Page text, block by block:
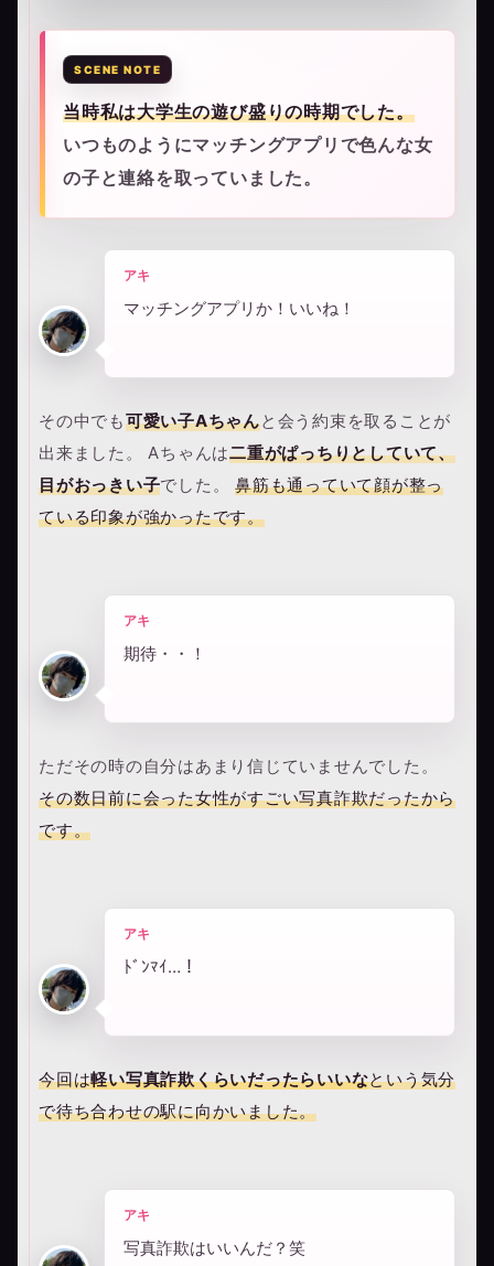
当時私は大学生の遊び盛りの時期でした。
いつものようにマッチングアプリで色んな女
の子と連絡を取っていました。
アキ
マッチングアプリか！いいね！
その中でも可愛い子Aちゃんと会う約束を取ることが
出来ました。 Aちゃんは二重がぱっちりとしていて、
目がおっきい子でした。 鼻筋も通っていて顔が整っ
ている印象が強かったです。
アキ
期待・・！
ただその時の自分はあまり信じていませんでした。
その数日前に会った女性がすごい写真詐欺だったから
です。
アキ
ﾄﾞﾝﾏｲ…！
今回は軽い写真詐欺くらいだったらいいなという気分
で待ち合わせの駅に向かいました。
アキ
写真詐欺はいいんだ？笑